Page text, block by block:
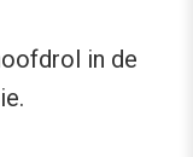
in de